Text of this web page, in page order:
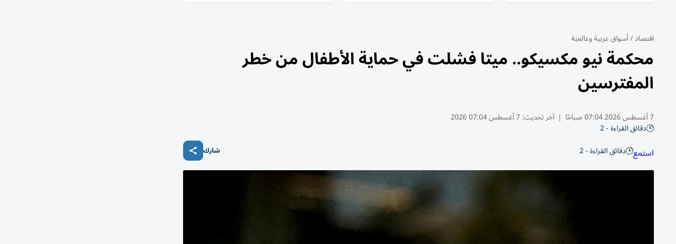
اقتصاد/أسواق عربية وعالمية
محكمة نيو مكسيكو.. ميتا فشلت في حماية الأطفال من خطر
المفترسين
7 أغسطس 2026 07:04 صباحًا | آخر تحديث:7 أغسطس 07:04 2026
دقائق القراءة - 2
استمع دقائق القراءة - 2 شارك